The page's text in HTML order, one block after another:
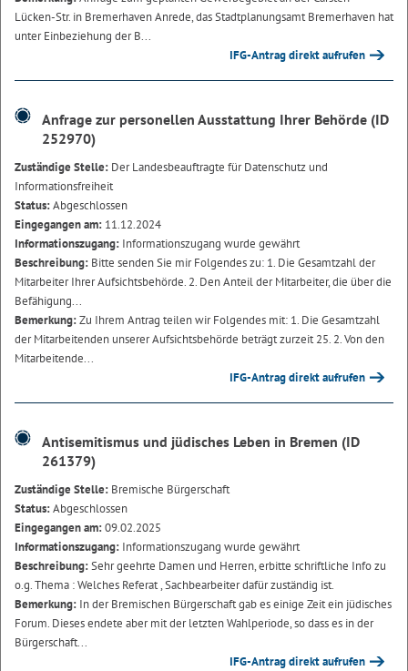
Lücken-Str. in Bremerhaven Anrede, das Stadtplanungsamt Bremerhaven hat
unter Einbeziehung der B...
IFG-Antrag direkt aufrufen
Anfrage zur personellen Ausstattung Ihrer Behörde (ID
252970)
Zuständige Stelle: Der Landesbeauftragte für Datenschutz und
Informationsfreiheit
Status:Abgeschlossen
Eingegangen am: 11.12.2024
Informationszugang: Informationszugang wurde gewährt
Beschreibung: Bitte senden Sie mir Folgendes zu: 1. Die Gesamtzahl der
Mitarbeiter Ihrer Aufsichtsbehörde. 2. Den Anteil der Mitarbeiter, die über die
Befähigung...
Bemerkung:Zu Ihrem Antrag teilen wir Folgendes mit: 1. Die Gesamtzahl
der Mitarbeitenden unserer Aufsichtsbehörde beträgt zurzeit 25. 2. Von den
Mitarbeitende...
IFG-Antrag direkt aufrufen
Antisemitismus und jüdisches Leben in Bremen (ID
261379)
Zuständige Stelle: Bremische Bürgerschaft
Status:Abgeschlossen
Eingegangen am:09.02.2025
Informationszugang: Informationszugang wurde gewährt
Beschreibung:Sehr geehrte Damen und Herren, erbitte schriftliche Info zu
o.g. Thema : Welches Referat , Sachbearbeiter dafür zuständig ist.
Bemerkung: In der Bremischen Bürgerschaft gab es einige Zeit ein jüdisches
Forum. Dieses endete aber mit der letzten Wahlperiode, so dass es in der
Bürgerschaft...
IFG-Antrag direkt aufrufen